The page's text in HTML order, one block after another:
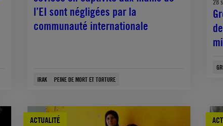
l’EI sont négligées par la
communauté internationale
IRAK PEINE DE MORT ET TORTURE
28
ACTUALITÉ